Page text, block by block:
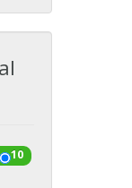
10